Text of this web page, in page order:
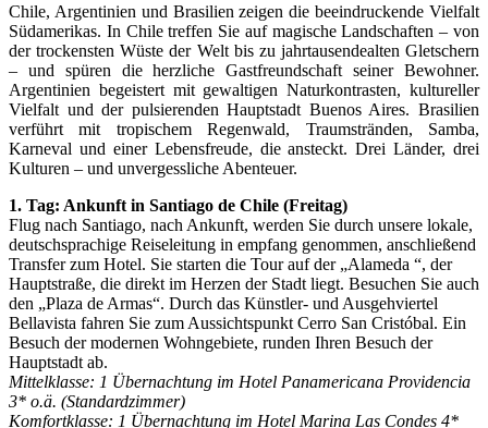
Chile, Argentinien und Brasilien zeigen die beeindruckende Vielfalt
Südamerikas. In Chile treffen Sie auf magische Landschaften – von
der trockensten Wüste der Welt bis zu jahrtausendealten Gletschern
– und spüren die herzliche Gastfreundschaft seiner Bewohner.
Argentinien begeistert mit gewaltigen Naturkontrasten, kultureller
Vielfalt und der pulsierenden Hauptstadt Buenos Aires. Brasilien
verführt mit tropischem Regenwald, Traumstränden, Samba,
Karneval und einer Lebensfreude, die ansteckt. Drei Länder, drei
Kulturen – und unvergessliche Abenteuer.
1. Tag: Ankunft in Santiago de Chile (Freitag)
Flug nach Santiago, nach Ankunft, werden Sie durch unsere lokale,
deutschsprachige Reiseleitung in empfang genommen, anschließend
Transfer zum Hotel. Sie starten die Tour auf der „Alameda “, der
Hauptstraße, die direkt im Herzen der Stadt liegt. Besuchen Sie auch
den „Plaza de Armas“. Durch das Künstler- und Ausgehviertel
Bellavista fahren Sie zum Aussichtspunkt Cerro San Cristóbal. Ein
Besuch der modernen Wohngebiete, runden Ihren Besuch der
Hauptstadt ab.
Mittelklasse: 1 Übernachtung im Hotel Panamericana Providencia
3* o.ä. (Standardzimmer)
Komfortklasse: 1 Übernachtung im Hotel Marina Las Condes 4*